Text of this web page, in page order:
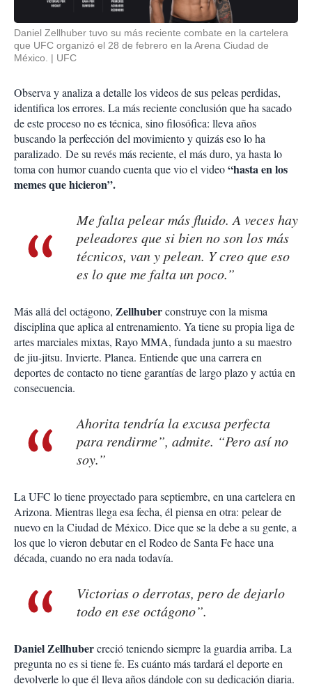
Daniel Zellhuber tuvo su más reciente combate en la cartelera
que UFC organizó el 28 de febrero en la Arena Ciudad de
México.
UFC
Observa y analiza a detalle los videos de sus peleas perdidas,
identifica los errores. La más reciente conclusión que ha sacado
de este proceso no es técnica, sino filosófica: lleva años
buscando la perfección del movimiento y quizás eso lo ha
paralizado. De su revés más reciente, el más duro, ya hasta lo
toma con humor cuando cuenta que vio el video“hasta en los
memes que hicieron”.
Me falta pelear más fluido. A veces hay
peleadores que si bien no son los más
técnicos, van y pelean. Y creo que eso
es lo que me falta un poco.”
Más allá del octágono, Zellhuberconstruye con la misma
disciplina que aplica al entrenamiento. Ya tiene su propia liga de
artes marciales mixtas, Rayo MMA, fundada junto a su maestro
de jiu-jitsu. Invierte. Planea. Entiende que una carrera en
deportes de contacto no tiene garantías de largo plazo y actúa en
consecuencia.
Ahorita tendría la excusa perfecta
para rendirme”, admite. “Pero así no
soy.”
La UFC lo tiene proyectado para septiembre, en una cartelera en
Arizona. Mientras llega esa fecha, él piensa en otra: pelear de
nuevo en la Ciudad de México. Dice que se la debe a su gente, a
los que lo vieron debutar en el Rodeo de Santa Fe hace una
década, cuando no era nada todavía.
Victorias o derrotas, pero de dejarlo
todo en ese octágono”.
Daniel Zellhubercreció teniendo siempre la guardia arriba. La
pregunta no es si tiene fe. Es cuánto más tardará el deporte en
devolverle lo que él lleva años dándole con su dedicación diaria.